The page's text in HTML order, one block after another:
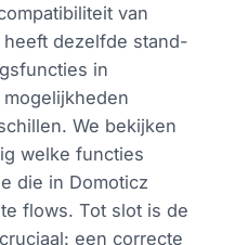
van
dezelfde stand-
in
We bekijken
welke functies
die in Domoticz
flows. Tot slot is de
een correcte